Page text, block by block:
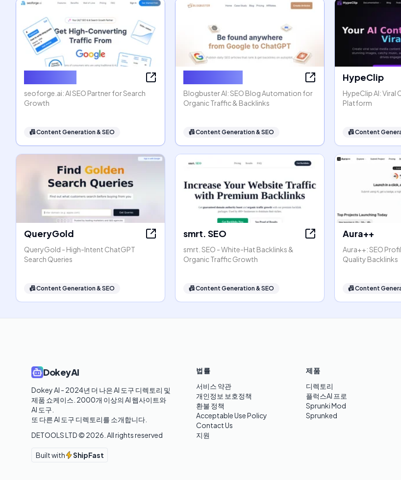
seoforge.ai: AI SEO Partner for Search
Growth
📠Content Generation & SEO
Blogbuster AI: SEO Blog Automation for
Organic Traffic & Backlinks
📠Content Generation & SEO
HypeClip
HypeClip AI:
Platform
📠Content
QueryGold
QueryGold - High-Intent ChatGPT
Search Queries
📠Content Generation & SEO
smrt. SEO
smrt. SEO - White-Hat Backlinks &
Organic Traffic Growth
📠Content Generation & SEO
Aura++
Aura++: SEO
Quality Backlinks
📠Content
DokeyAI
Dokey AI - 2024년 더 나은 AI 도구 디렉토리 및
제품 쇼케이스. 2000개 이상의 AI 웹사이트와
AI 도구.
또 다른 AI 도구 디렉토리를 소개합니다.
DETOOLS LTD © 2026 . All rights reserved
Built with ShipFast
법률
서비스 약관
개인정보 보호정책
환불 정책
Acceptable Use Policy
Contact Us
지원
제품
디렉토리
플럭스AI 프로
Sprunki Mod
Sprunked